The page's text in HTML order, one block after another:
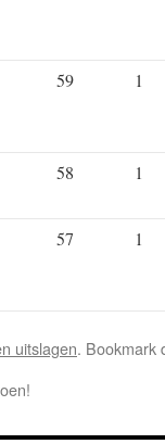
59 1
58 1
57 1
uitslagen. Bookmark